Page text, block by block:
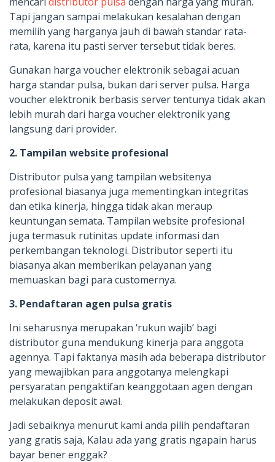
Tapi jangan sampai melakukan kesalahan dengan
memilih yang harganya jauh di bawah standar rata-
rata, karena itu pasti server tersebut tidak beres.
Gunakan harga voucher elektronik sebagai acuan
harga standar pulsa, bukan dari server pulsa. Harga
voucher elektronik berbasis server tentunya tidak akan
lebih murah dari harga voucher elektronik yang
langsung dari provider.
2. Tampilan website profesional
Distributor pulsa yang tampilan websitenya
profesional biasanya juga mementingkan integritas
dan etika kinerja, hingga tidak akan meraup
keuntungan semata. Tampilan website profesional
juga termasuk rutinitas update informasi dan
perkembangan teknologi. Distributor seperti itu
biasanya akan memberikan pelayanan yang
memuaskan bagi para customernya.
3. Pendaftaran agen pulsa gratis
Ini seharusnya merupakan ‘rukun wajib’ bagi
distributor guna mendukung kinerja para anggota
agennya. Tapi faktanya masih ada beberapa distributor
yang mewajibkan para anggotanya melengkapi
persyaratan pengaktifan keanggotaan agen dengan
melakukan deposit awal.
Jadi sebaiknya menurut kami anda pilih pendaftaran
yang gratis saja, Kalau ada yang gratis ngapain harus
bayar bener enggak?